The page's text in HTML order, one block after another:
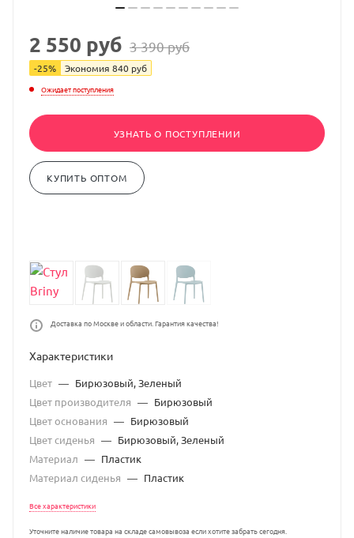
2 550 руб 3 390руб
-25% Экономия 840 руб
Ожидает поступления
УЗНАТЬ О ПОСТУПЛЕНИИ
КУПИТЬ ОПТОМ
Доставка по Москве и области. Гарантия качества!
Характеристики
Цвет — Бирюзовый, Зеленый
Цвет производителя — Бирюзовый
Цвет основания — Бирюзовый
Цвет сиденья — Бирюзовый, Зеленый
Материал — Пластик
Материал сиденья — Пластик
Все характеристики
Уточните наличие товара на складе самовывоза если хотите забрать сегодня.